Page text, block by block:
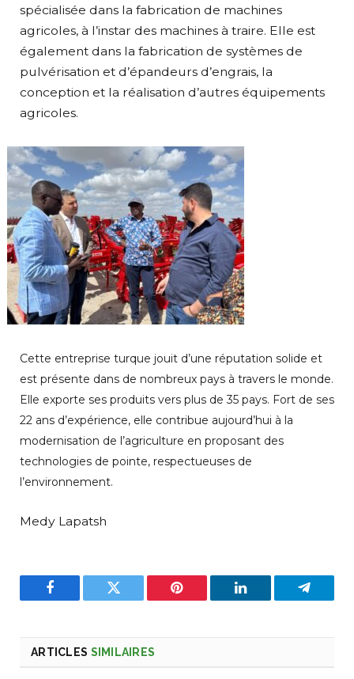
spécialisée dans la fabrication de machines
agricoles, à l’instar des machines à traire. Elle est
également dans la fabrication de systèmes de
pulvérisation et d’épandeurs d’engrais, la
conception et la réalisation d’autres équipements
agricoles.
Cette entreprise turque jouit d’une réputation solide et
est présente dans de nombreux pays à travers le monde.
Elle exporte ses produits vers plus de 35 pays. Fort de ses
22 ans d’expérience, elle contribue aujourd’hui à la
modernisation de l’agriculture en proposant des
technologies de pointe, respectueuses de
l’environnement.
Medy Lapatsh
Facebook Twitter Pinterest LinkedIn
ARTICLES SIMILAIRES